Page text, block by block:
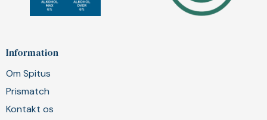
Information
Om Spitus
Prismatch
Kontakt os